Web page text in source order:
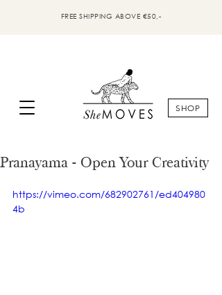
FREE SHIPPING ABOVE €50,-
SHOP
Pranayama - Open Your Creativity
https://vimeo.com/682902761/ed404980
4b